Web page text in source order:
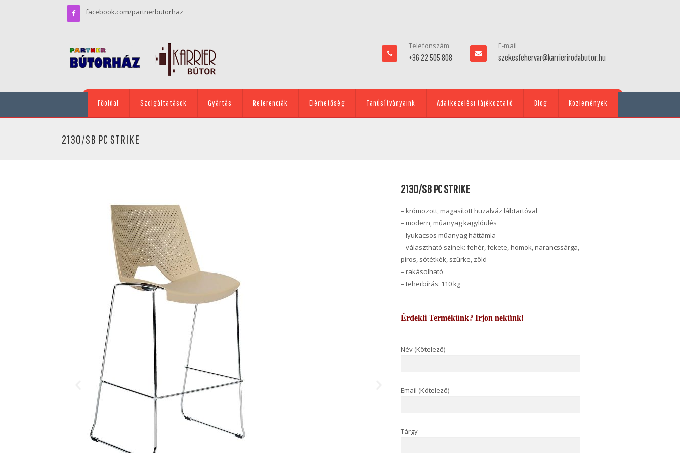
facebook.com/partnerbutorhaz
Telefonszám
+36 22 505 808
E-mail
szekesfehervar@karrierirodabutor.hu
Főoldal Szolgáltatások Gyártás Referenciák Elérhetőség Tanúsítványaink Adatkezelési tájékoztató Blog Közlemények
2130/SB PC STRIKE
2130/SB PC STRIKE
– krómozott, magasított huzalváz lábtartóval
– modern, műanyag kagylóülés
– lyukacsos műanyag háttámla
– választható színek: fehér, fekete, homok, narancssárga,
piros, sötétkék, szürke, zöld
– rakásolható
– teherbírás: 110 kg
Érdekli Termékünk? Irjon nekünk!
Név (Kötelező)
Email (Kötelező)
Tárgy